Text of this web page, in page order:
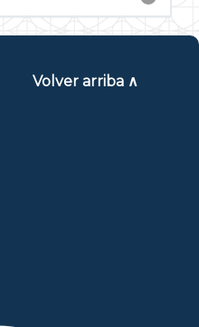
Volver arriba ∧